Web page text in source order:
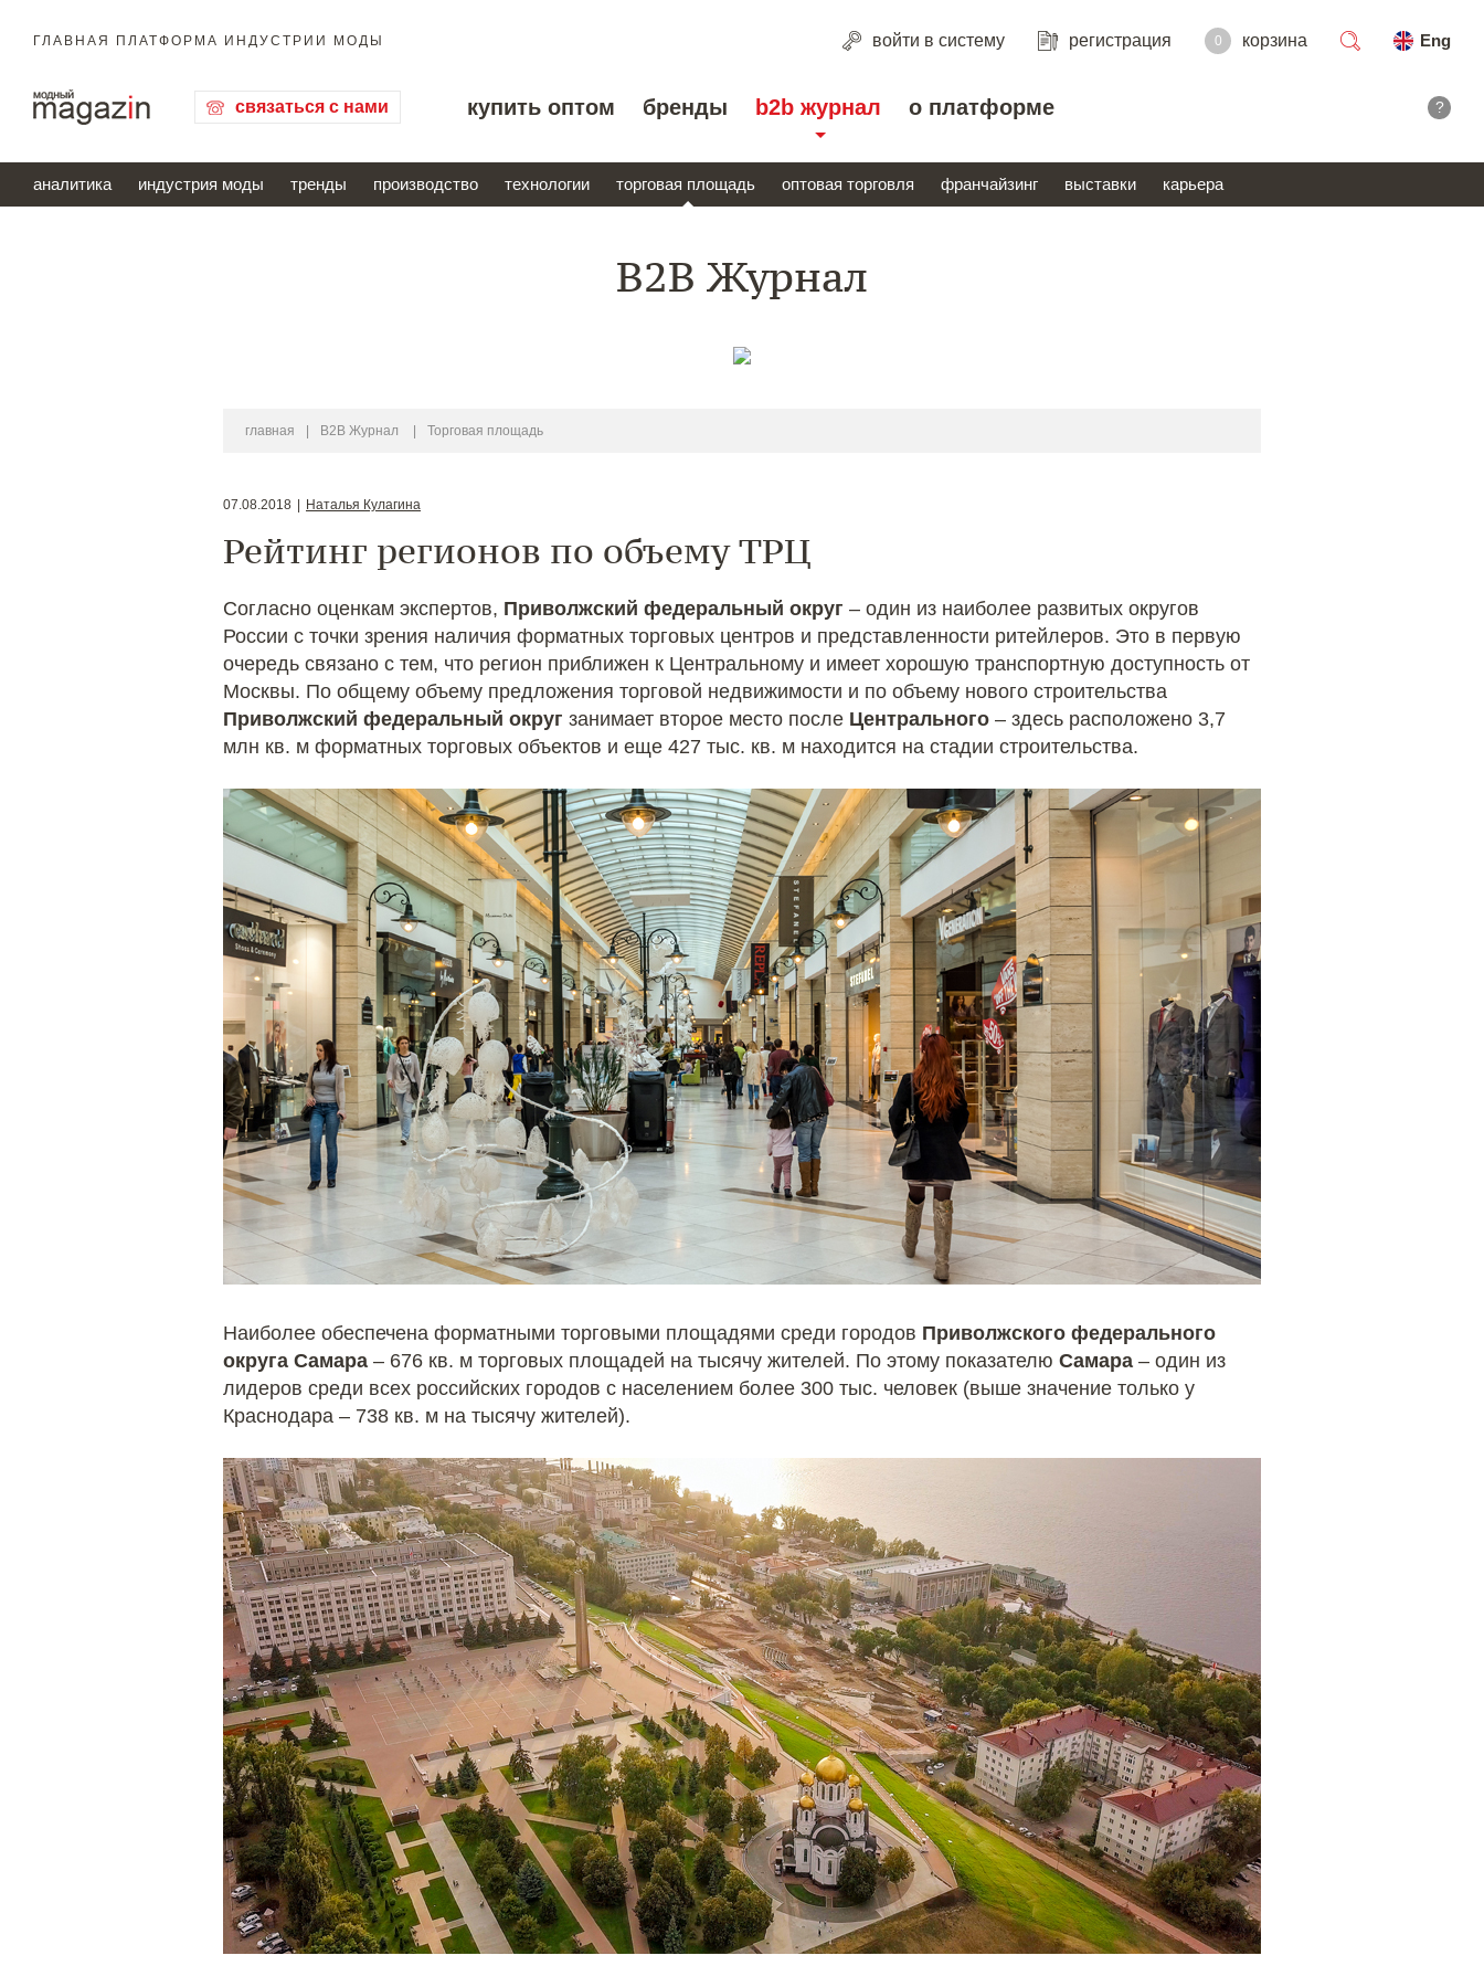
ГЛАВНАЯ ПЛАТФОРМА ИНДУСТРИИ МОДЫ войти в систему регистрация 0 корзина
Eng
связаться с нами купить оптом бренды b2b журнал о платформе ?
аналитика индустрия моды тренды производство технологии торговая площадь оптовая торговля франчайзинг выставки карьера
B2B Журнал
главная B2B Журнал Торговая площадь
07.08.2018 Наталья Кулагина
Рейтинг регионов по объему ТРЦ
Согласно оценкам экспертов, Приволжский федеральный округ – один из наиболее развитых округов
России с точки зрения наличия форматных торговых центров и представленности ритейлеров. Это в первую
очередь связано с тем, что регион приближен к Центральному и имеет хорошую транспортную доступность от
Москвы. По общему объему предложения торговой недвижимости и по объему нового строительства
Приволжский федеральный округ занимает второе место после Центрального – здесь расположено 3,7
млн кв. м форматных торговых объектов и еще 427 тыс. кв. м находится на стадии строительства.
Наиболее обеспечена форматными торговыми площадями среди городов Приволжского федерального
округа Самара – 676 кв. м торговых площадей на тысячу жителей. По этому показателю Самара – один из
лидеров среди всех российских городов c населением более 300 тыс. человек (выше значение только у
Краснодара – 738 кв. м на тысячу жителей).